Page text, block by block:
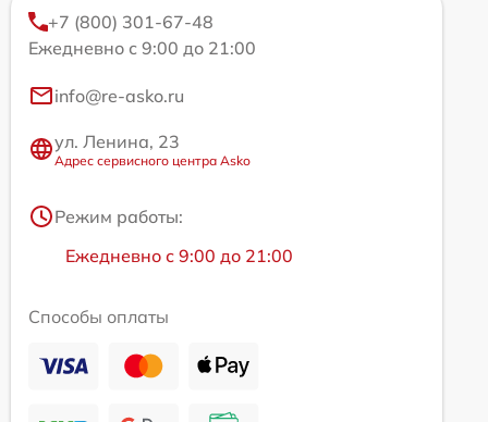
+7 (800) 301-67-48
Ежедневно с 9:00 до 21:00
info@re-asko.ru
ул. Ленина, 23
Адрес сервисного центра Asko
Режим работы:
Ежедневно с 9:00 до 21:00
Способы оплаты